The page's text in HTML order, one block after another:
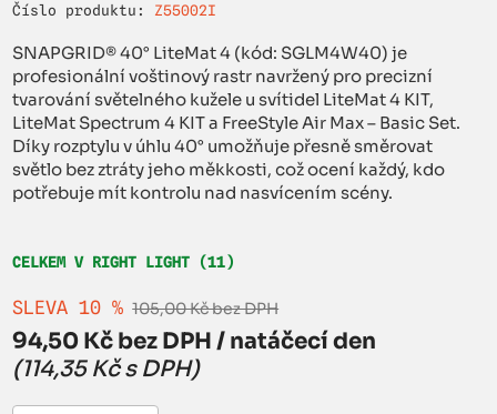
Číslo produktu: Z55002I
SNAPGRID® 40° LiteMat 4 (kód: SGLM4W40) je
profesionální voštinový rastr navržený pro precizní
tvarování světelného kužele u svítidel LiteMat 4 KIT,
LiteMat Spectrum 4 KIT a FreeStyle Air Max – Basic Set.
Díky rozptylu v úhlu 40° umožňuje přesně směrovat
světlo bez ztráty jeho měkkosti, což ocení každý, kdo
potřebuje mít kontrolu nad nasvícením scény.
CELKEM V RIGHT LIGHT (11)
SLEVA 10 % 105,00 Kč bez DPH
94,50 Kč bez DPH / natáčecí den
(114,35 Kč s DPH)